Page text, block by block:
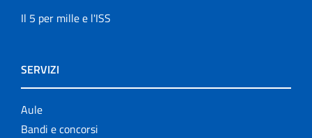
Il 5 per mille e l'ISS
SERVIZI
Aule
Bandi e concorsi